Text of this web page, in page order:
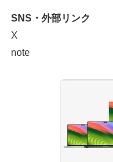
SNS・外部リンク
X
note